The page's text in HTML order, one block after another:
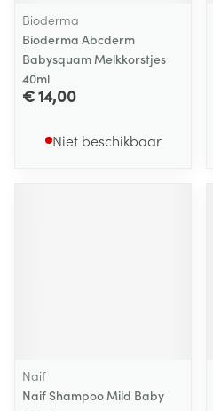
Bioderma
Bioderma Abcderm
Babysquam Melkkorstjes
40ml
€ 14,00
Niet beschikbaar
Naif
Naif Shampoo Mild Baby